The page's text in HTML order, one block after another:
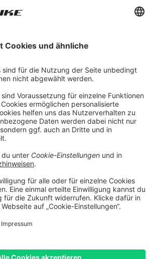
für unseren
TARGOBANK AG, Kasernenstr. 10, 40213
werden durch einen integrierten
auf Basis Ihrer Eingaben kalkuliert und
unverbindlichen Orientierung. Es handelt
Angebot im rechtlichen Sinne. Die
kann insbesondere aufgrund von
Vertragskonditionen, Gebühren
des jeweiligen Leasingvertrags
des Leasinggebers.
Preis reduzierten Fahrrädern erheben wir
von max. 5% auf den Angebotspreis.
wir aufgrund erhöhtem Aufwand und
Unser Aufschlag ist geringer als i.d.R. in
können beim Leasing nicht angewendet